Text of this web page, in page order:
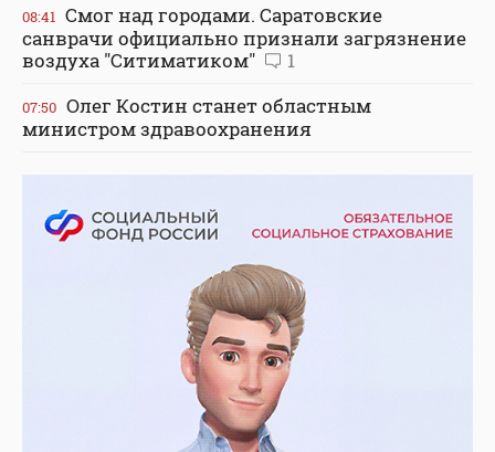
08:41 Смог над городами. Саратовские
санврачи официально признали загрязнение
воздуха "Ситиматиком"
1
07:50 Олег Костин станет областным
министром здравоохранения